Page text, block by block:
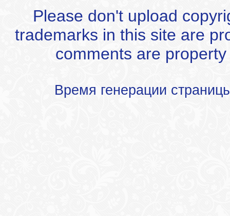
Please don't upload
trademarks in this site are
comments are
Время генерации